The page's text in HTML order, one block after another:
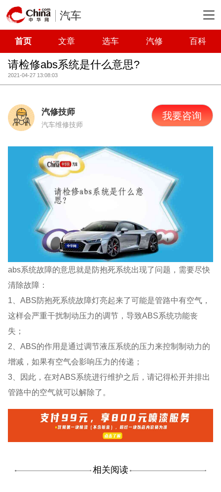
汽车
首页 文章 选车 汽修 百科
请检修abs系统是什么意思?
2021-04-27 13:08:03
汽修技师
汽车维修技师
我要咨询
abs系统故障的意思就是防抱死系统出现了问题，需要尽快
清除故障：
1、ABS防抱死系统故障灯亮起来了可能是管路中有空气，
这样会严重干扰制动压力的调节，导致ABS系统功能丧
失；
2、ABS的作用是通过调节液压系统的压力来控制制动力的
增减，如果有空气会影响压力的传递；
3、因此，在对ABS系统进行维护之后，请记得松开并排出
管路中的空气就可以解除了。
相关阅读